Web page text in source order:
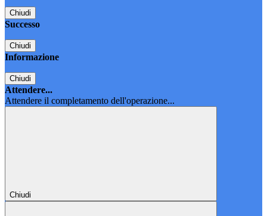
Chiudi
Successo
Chiudi
Informazione
Chiudi
Attendere...
Attendere il completamento dell'operazione...
Chiudi